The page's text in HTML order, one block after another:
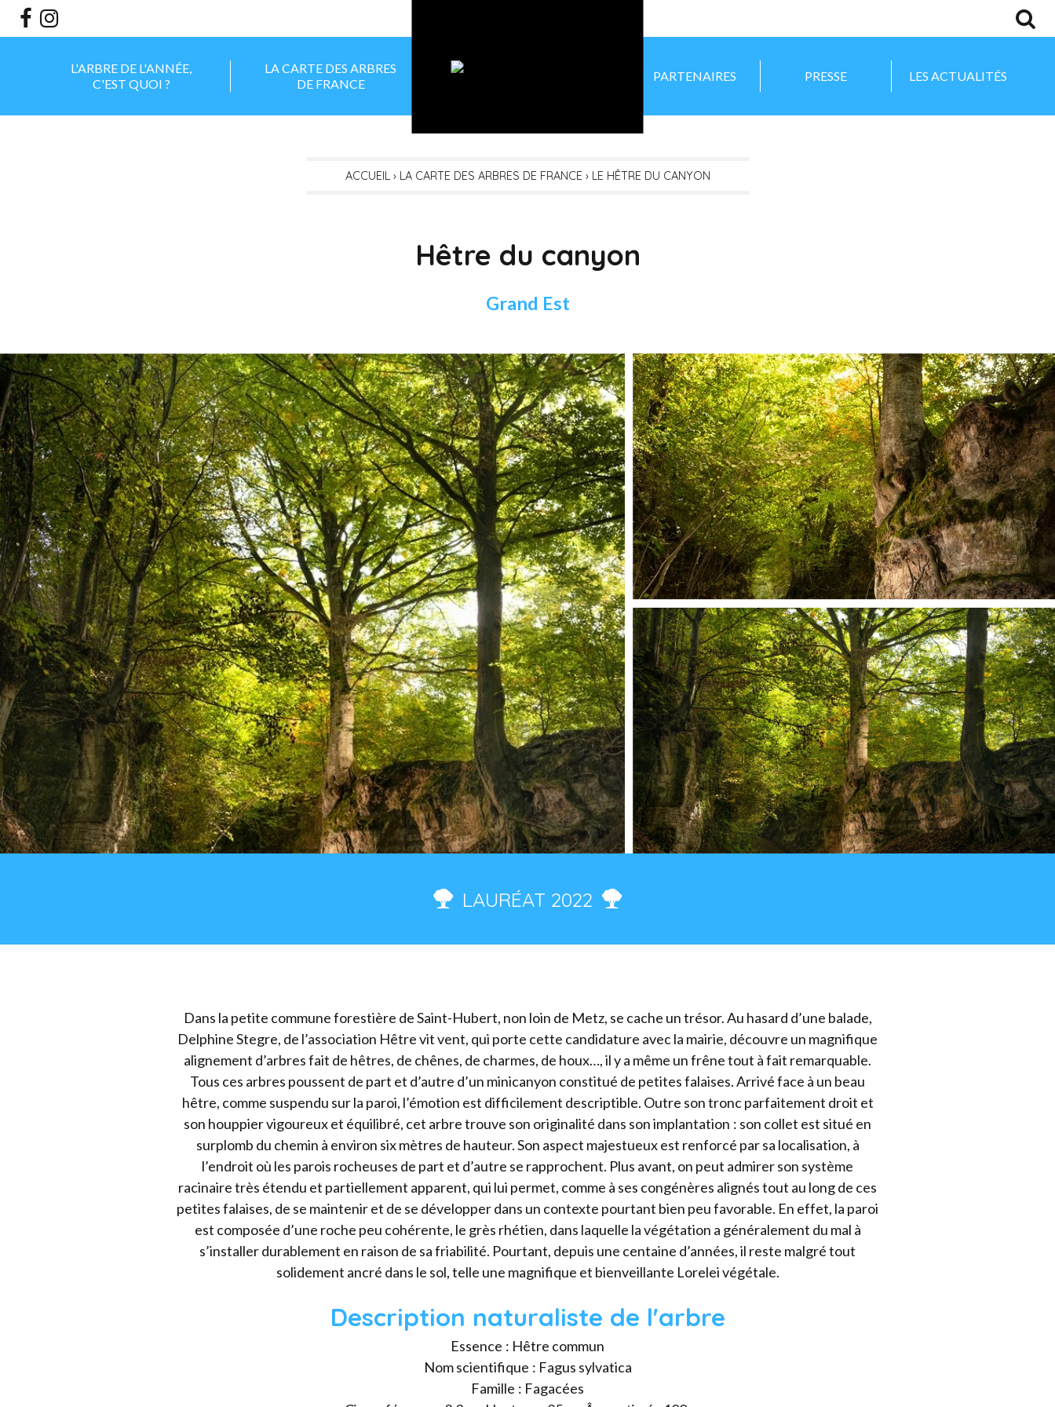
personnels
L'ARBRE DE L'ANNÉE,
C'EST QUOI ?
LA CARTE DES ARBRES
DE FRANCE
PARTENAIRES PRESSE LES ACTUALITÉS
ACCUEIL › LA CARTE DES ARBRES DE FRANCE › LE HÊTRE DU CANYON
Hêtre du canyon
Grand Est
LAURÉAT 2022
Dans la petite commune forestière de Saint-Hubert, non loin de Metz, se cache un trésor. Au hasard d’une balade,
Delphine Stegre, de l’association Hêtre vit vent, qui porte cette candidature avec la mairie, découvre un magnifique
alignement d’arbres fait de hêtres, de chênes, de charmes, de houx…, il y a même un frêne tout à fait remarquable.
Tous ces arbres poussent de part et d’autre d’un minicanyon constitué de petites falaises. Arrivé face à un beau
hêtre, comme suspendu sur la paroi, l’émotion est difficilement descriptible. Outre son tronc parfai­tement droit et
son houppier vigoureux et équilibré, cet arbre trouve son originalité dans son implantation : son collet est situé en
surplomb du chemin à environ six mètres de hauteur. Son aspect majestueux est renforcé par sa localisation, à
l’endroit où les parois rocheuses de part et d’autre se rapprochent. Plus avant, on peut admirer son système
racinaire très étendu et partiellement apparent, qui lui permet, comme à ses congénères alignés tout au long de ces
petites falaises, de se maintenir et de se développer dans un contexte pourtant bien peu favorable. En effet, la paroi
est composée d’une roche peu cohérente, le grès rhétien, dans laquelle la végétation a généralement du mal à
s’installer durablement en raison de sa friabilité. Pourtant, depuis une centaine d’années, il reste malgré tout
solidement ancré dans le sol, telle une magnifique et bienveillante Lorelei végétale.
Description naturaliste de l'arbre
Essence : Hêtre commun
Nom scientifique : Fagus sylvatica
Famille : Fagacées